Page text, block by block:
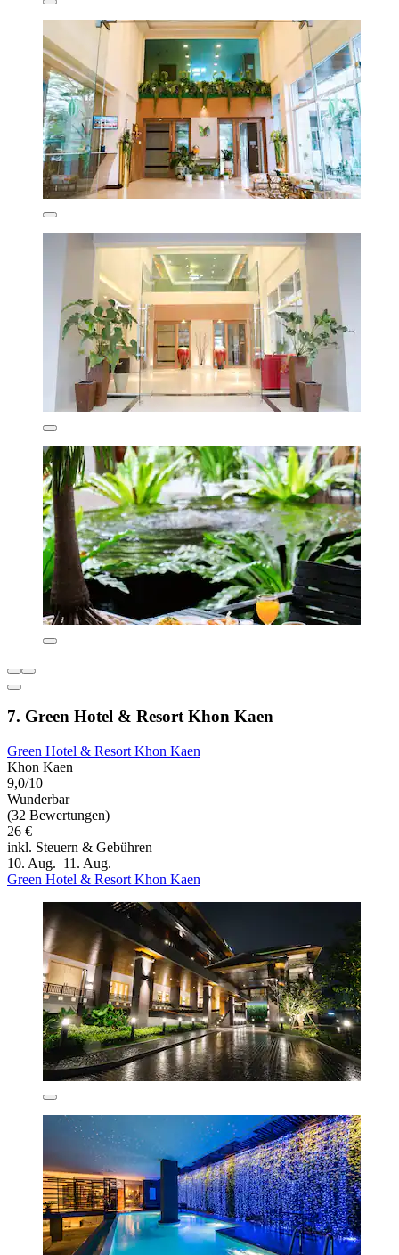
7. Green Hotel & Resort Khon Kaen
Green Hotel & Resort Khon Kaen
Khon Kaen
9,0/10
Wunderbar
(32 Bewertungen)
26 €
inkl. Steuern & Gebühren
10. Aug.–11. Aug.
Green Hotel & Resort Khon Kaen